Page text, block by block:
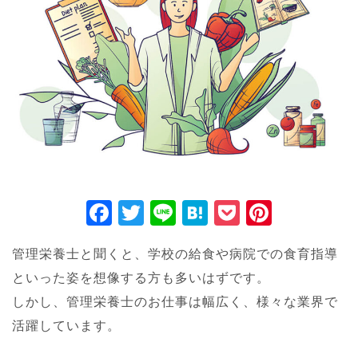
F
c
e
b
T
tt
er
Li
e
H
e
n
a
P
ck
et
er
e
st
管理栄養士と聞くと、学校の給食や病院での食育指導
といった姿を想像する方も多いはずです。
しかし、管理栄養士のお仕事は幅広く、様々な業界で
活躍しています。